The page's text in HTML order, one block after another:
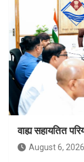
वाह्य सहायतित
August 6, 2026